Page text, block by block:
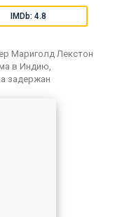
IMDb: 4.8
Мариголд Лекстон
в Индию,
задержан